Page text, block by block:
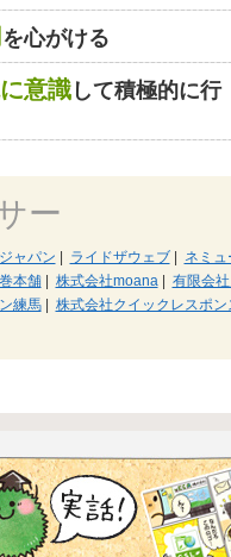
を心がける
意識して積極的に行
ー
ャパン ライドザウェブ| ネミュ
本舗| 株式会社moana| 有限会
練馬| 株式会社クイックレスポン